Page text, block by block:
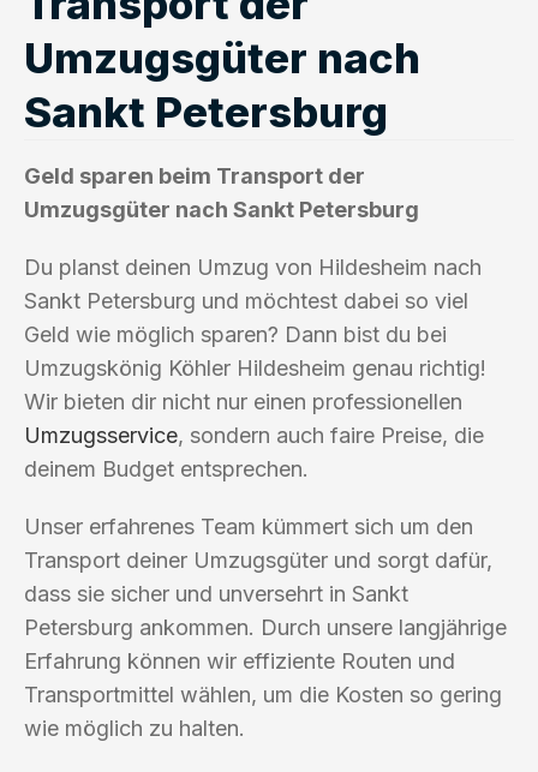
Umzugsgüter nach
Sankt Petersburg
Geld sparen beim Transport der
Umzugsgüter nach Sankt Petersburg
Du planst deinen Umzug von Hildesheim nach
Sankt Petersburg und möchtest dabei so viel
Geld wie möglich sparen? Dann bist du bei
Umzugskönig Köhler Hildesheim genau richtig!
Wir bieten dir nicht nur einen professionellen
Umzugsservice, sondern auch faire Preise, die
deinem Budget entsprechen.
Unser erfahrenes Team kümmert sich um den
Transport deiner Umzugsgüter und sorgt dafür,
dass sie sicher und unversehrt in Sankt
Petersburg ankommen. Durch unsere langjährige
Erfahrung können wir effiziente Routen und
Transportmittel wählen, um die Kosten so gering
wie möglich zu halten.